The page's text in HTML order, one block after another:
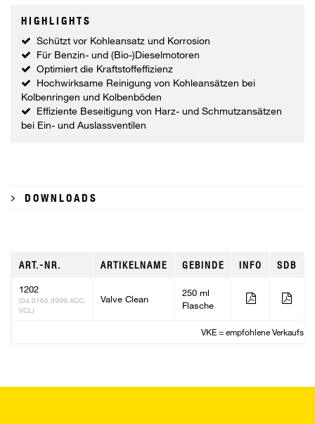
HIGHLIGHTS
Schützt vor Kohleansatz und Korrosion
Für Benzin- und (Bio-)Dieselmotoren
Optimiert die Kraftstoffeffizienz
Hochwirksame Reinigung von Kohleansätzen bei
Kolbenringen und Kolbenböden
Effiziente Beseitigung von Harz- und Schmutzansätzen
bei Ein- und Auslassventilen
DOWNLOADS
ART.-NR. ARTIKELNAME GEBINDE INFO SDB
1202
(04.0166.9999.ACC,
VCL)
Valve Clean
250 ml
Flasche
VKE = empfohlene